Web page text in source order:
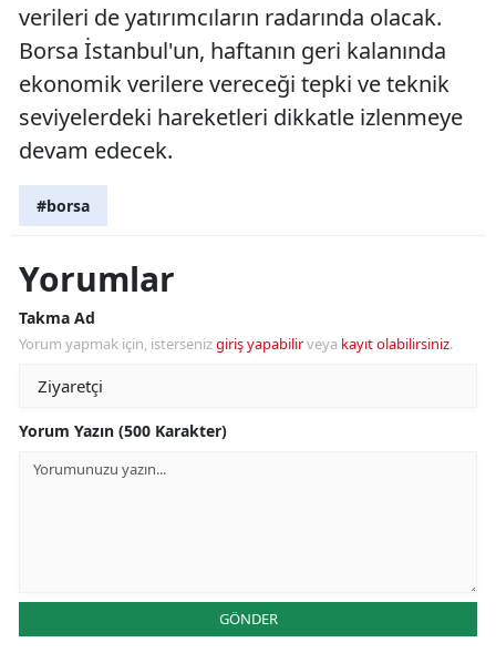
verileri de yatırımcıların radarında olacak.
Borsa İstanbul'un, haftanın geri kalanında
ekonomik verilere vereceği tepki ve teknik
seviyelerdeki hareketleri dikkatle izlenmeye
devam edecek.
#borsa
Yorumlar
Takma Ad
Yorum yapmak için, istersenizgiriş yapabilirveya kayıt olabilirsiniz.
Yorum Yazın (500 Karakter)
GÖNDER